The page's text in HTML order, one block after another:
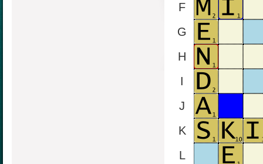
F
G
H
I
J
K
L